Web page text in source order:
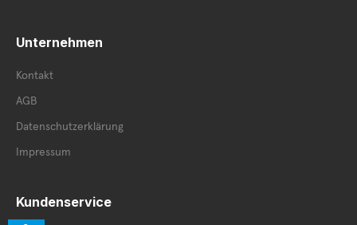
Unternehmen
Kontakt
AGB
Datenschutzerklärung
Impressum
Kundenservice